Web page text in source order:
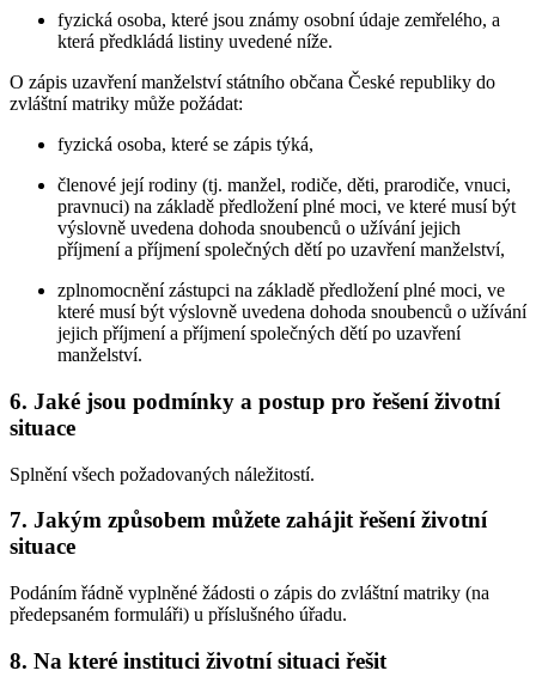
fyzická osoba, které jsou známy osobní údaje zemřelého, a
která předkládá listiny uvedené níže.
O zápis uzavření manželství státního občana České republiky do
zvláštní matriky může požádat:
fyzická osoba, které se zápis týká,
členové její rodiny (tj. manžel, rodiče, děti, prarodiče, vnuci,
pravnuci) na základě předložení plné moci, ve které musí být
výslovně uvedena dohoda snoubenců o užívání jejich
příjmení a příjmení společných dětí po uzavření manželství,
zplnomocnění zástupci na základě předložení plné moci, ve
které musí být výslovně uvedena dohoda snoubenců o užívání
jejich příjmení a příjmení společných dětí po uzavření
manželství.
6. Jaké jsou podmínky a postup pro řešení životní
situace
Splnění všech požadovaných náležitostí.
7. Jakým způsobem můžete zahájit řešení životní
situace
Podáním řádně vyplněné žádosti o zápis do zvláštní matriky (na
předepsaném formuláři) u příslušného úřadu.
8. Na které instituci životní situaci řešit